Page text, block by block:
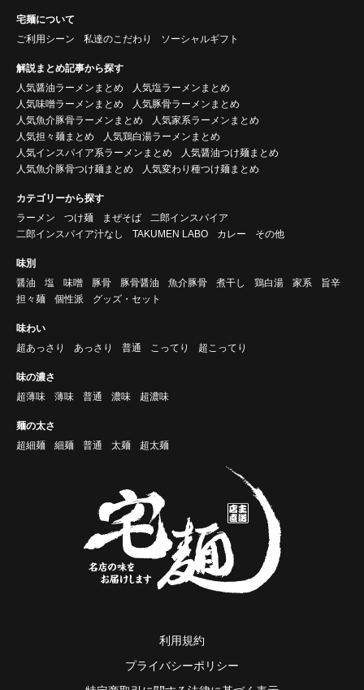
宅麺について
ご利用シーン
私達のこだわり ソーシャルギフト
解説まとめ記事から探す
人気醤油ラーメンまとめ
人気塩ラーメンまとめ
人気味噌ラーメンまとめ
人気豚骨ラーメンまとめ
人気魚介豚骨ラーメンまとめ
人気家系ラーメンまとめ
人気担々麺まとめ
人気鶏白湯ラーメンまとめ
人気インスパイア系ラーメンまとめ
人気醤油つけ麺まとめ
人気魚介豚骨つけ麺まとめ
人気変わり種つけ麺まとめ
カテゴリーから探す
ラーメン
つけ麺 まぜそば
二郎インスパイア
二郎インスパイア汁なし
TAKUMEN LABO カレー その他
味別
醤油
塩 味噌 豚骨 豚骨醤油 魚介豚骨 煮干し 鶏白湯 家系
旨辛
担々麺
個性派 グッズ・セット
味わい
超あっさり
あっさり 普通 こってり 超こってり
味の濃さ
超薄味
薄味 普通 濃味 超濃味
麺の太さ
超細麺
細麺 普通 太麺 超太麺
利用規約
プライバシーポリシー